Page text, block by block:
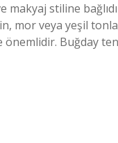
stiline
mor veya yeşil
önemlidir. Buğday